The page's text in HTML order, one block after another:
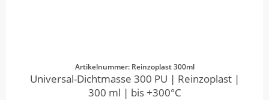
Artikelnummer: Reinzoplast 300ml
Universal-Dichtmasse 300 PU | Reinzoplast |
300 ml | bis +300°C